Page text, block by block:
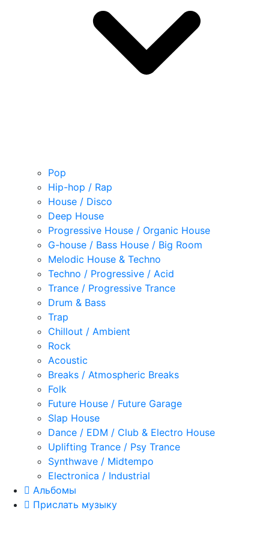
Pop
Hip-hop / Rap
House / Disco
Deep House
Progressive House / Organic House
G-house / Bass House / Big Room
Melodic House & Techno
Techno / Progressive / Acid
Trance / Progressive Trance
Drum & Bass
Trap
Chillout / Ambient
Rock
Acoustic
Breaks / Atmospheric Breaks
Folk
Future House / Future Garage
Slap House
Dance / EDM / Club & Electro House
Uplifting Trance / Psy Trance
Synthwave / Midtempo
Electronica / Industrial
Альбомы
Прислать музыку